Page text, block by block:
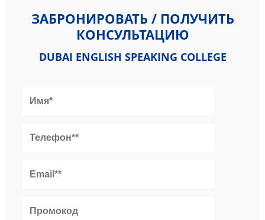
ЗАБРОНИРОВАТЬ / ПОЛУЧИТЬ
КОНСУЛЬТАЦИЮ
DUBAI ENGLISH SPEAKING COLLEGE